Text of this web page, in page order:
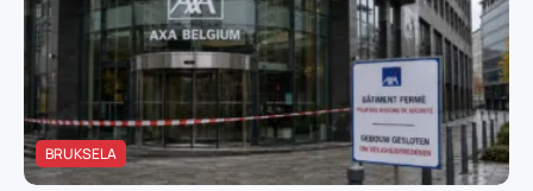
BRUKSELA